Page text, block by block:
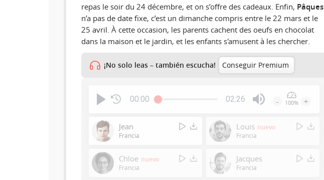
repas le soir du 24 décembre, et on s’offre des cadeaux. Enfin, Pâques
n’a pas de date fixe, c’est un dimanche compris entre le 22 mars et le
25 avril. À cette occasion, les parents cachent des oeufs en chocolat
dans la maison et le jardin, et les enfants s'amusent à les chercher.
¡No solo leas – también escucha! Conseguir Premium
00:00 02:26
or
to
show
- 100% +
Jean
Francia
Louis nuevo
Francia
Chloe nuevo
Francia
Jacques
Francia